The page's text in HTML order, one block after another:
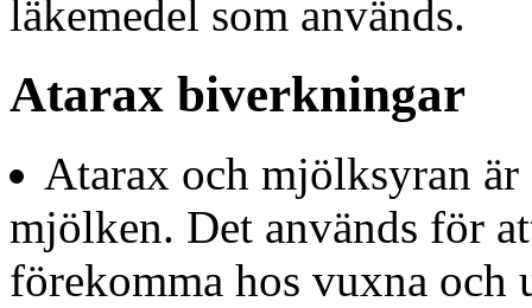
läkemedel som används.
Atarax biverkningar
Atarax och mjölksyran
mjölken. Det används för
förekomma hos vuxna och